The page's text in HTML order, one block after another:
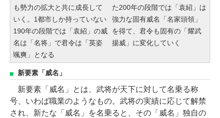
も勢力の拡大と共に成長して
いく。1都市しか持っていない
190年の段階では「袁紹」の威
名は「名将」で君令は「英姿
颯爽」となる
た200年の段階では「袁紹」は
強力な固有威名「名家頭領」
を得て、君令も固有の「耀武
揚威」に変化していく
新要素「威名」
新要素「威名」とは、武将が天下に対して名乗る称
号、いわば職業のようなもの。武将の実績に応じて解禁
され、新たな「威名」を名乗ると、その「威名」独自の